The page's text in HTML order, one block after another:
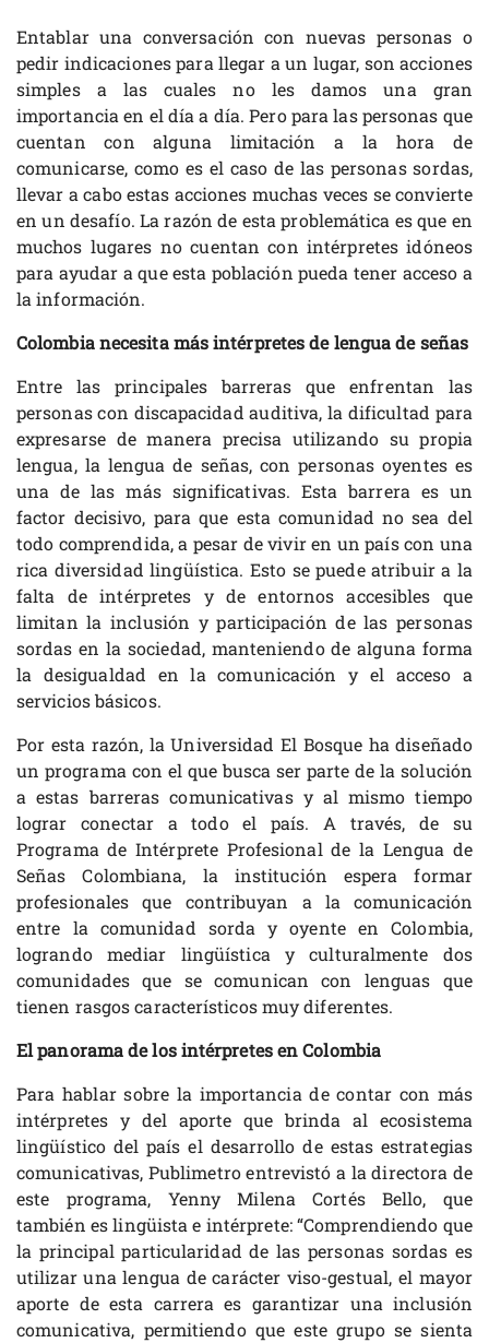
Entablar una conversación con nuevas personas o
pedir indicaciones para llegar a un lugar, son acciones
simples a las cuales no les damos una gran
importancia en el día a día. Pero para las personas que
cuentan con alguna limitación a la hora de
comunicarse, como es el caso de las personas sordas,
llevar a cabo estas acciones muchas veces se convierte
en un desafío. La razón de esta problemática es que en
muchos lugares no cuentan con intérpretes idóneos
para ayudar a que esta población pueda tener acceso a
la información.
Colombia necesita más intérpretes de lengua de señas
Entre las principales barreras que enfrentan las
personas con discapacidad auditiva, la dificultad para
expresarse de manera precisa utilizando su propia
lengua, la lengua de señas, con personas oyentes es
una de las más significativas. Esta barrera es un
factor decisivo, para que esta comunidad no sea del
todo comprendida, a pesar de vivir en un país con una
rica diversidad lingüística. Esto se puede atribuir a la
falta de intérpretes y de entornos accesibles que
limitan la inclusión y participación de las personas
sordas en la sociedad, manteniendo de alguna forma
la desigualdad en la comunicación y el acceso a
servicios básicos.
Por esta razón, la Universidad El Bosque ha diseñado
un programa con el que busca ser parte de la solución
a estas barreras comunicativas y al mismo tiempo
lograr conectar a todo el país. A través, de su
Programa de Intérprete Profesional de la Lengua de
Señas Colombiana, la institución espera formar
profesionales que contribuyan a la comunicación
entre la comunidad sorda y oyente en Colombia,
logrando mediar lingüística y culturalmente dos
comunidades que se comunican con lenguas que
tienen rasgos característicos muy diferentes.
El panorama de los intérpretes en Colombia
Para hablar sobre la importancia de contar con más
intérpretes y del aporte que brinda al ecosistema
lingüístico del país el desarrollo de estas estrategias
comunicativas, Publimetro entrevistó a la directora de
este programa, Yenny Milena Cortés Bello, que
también es lingüista e intérprete: “Comprendiendo que
la principal particularidad de las personas sordas es
utilizar una lengua de carácter viso-gestual, el mayor
aporte de esta carrera es garantizar una inclusión
comunicativa, permitiendo que este grupo se sienta